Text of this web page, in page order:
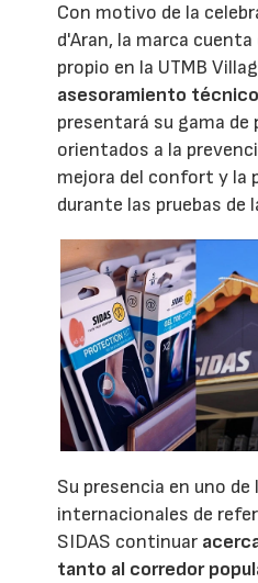
Con motivo de la
d'Aran, la marca
propio en la UTMB
asesoramiento
presentará su gama de
orientados a la
mejora del confort y la
durante las pruebas de
Su presencia en uno
internacionales de
SIDAS continuar
tanto al corredor